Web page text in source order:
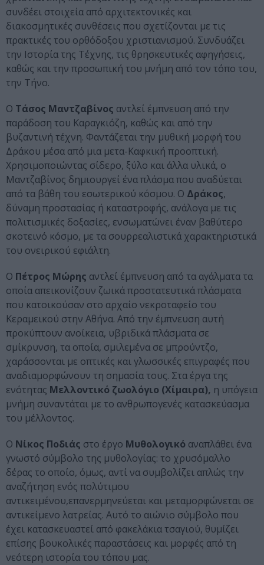
συνδέει στοιχεία από αρχιτεκτονικές και
διακοσμητικές συνθέσεις που σχετίζονται με τις
πρακτικές του ορθόδοξου χριστιανισμού. Συνδυάζει
την Ιστορία της Τέχνης, τις θρησκευτικές αφηγήσεις,
καθώς και την προσωπική του μνήμη από τον τόπο του,
την Τήνο.
Ο Τάσος Μαντζαβίνος αντλεί έμπνευση από την
παράδοση του Καραγκιόζη, καθώς και από την
βυζαντινή τέχνη. Φαντάζεται την μυθική μορφή του
Δράκου μέσα από μια μετα-Καφκική προοπτική.
Χρησιμοποιώντας σίδερο, ξύλο και άλλα υλικά, ο
Μαντζαβίνος δημιουργεί ένα πλάσμα που αναδύεται
από τα βάθη του εσωτερικού κόσμου. Ο Δράκος,
δύναμη προστασίας ή καταστροφής, ανάλογα με τις
πολιτισμικές δοξασίες, ενσωματώνει έναν βαθύτερο
σκοτεινό κόσμο, με τα σουρρεαλιστικά χαρακτηριστικά
του ονειρικού εφιάλτη.
Ο Πέτρος Μώρης αντλεί έμπνευση από τα αγάλματα τα
οποία απεικονίζουν ζωικά προστατευτικά πλάσματα
που κατοικούσαν στο αρχαίο νεκροταφείο του
Κεραμεικού στην Αθήνα. Aπό την έμπνευση αυτή
προκύπτουν ανοίκεια, υβριδικά πλάσματα σε
σμίκρυνση, τα οποία, σμιλεμένα σε μπρούντζο,
χαράσσονται με οπτικές και γλωσσικές επιγραφές που
αναδιαμορφώνουν τη σημασία τους. Στα έργα της
ενότητας Μελλοντικό ζωολόγιο (Χίμαιρα), η υπόγεια
μνήμη συναντάται με το ανθρωπογενές κατασκεύασμα
του μέλλοντος.
Ο Νίκος Ποδιάς στο έργο Μυθολογικό αναπλάθει ένα
γνωστό σύμβολο της μυθολογίας: το χρυσόμαλλο
δέρας το οποίο, όμως, αντί να συμβολίζει απλώς την
αναζήτηση ενός πολύτιμου
αντικειμένου,επανερμηνεύεται και μεταμορφώνεται σε
αντικείμενο λατρείας. Αυτό το αιώνιο σύμβολο που
έχει κατασκευαστεί από φακελάκια τσαγιού, θυμίζει
επίσης βουκολικές παραστάσεις και μορφές από τη
νεότερη ιστορία του τόπου μας.